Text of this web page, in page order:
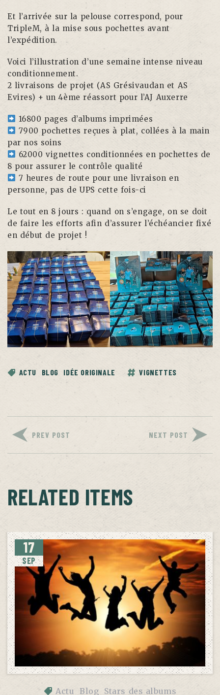
Et l’arrivée sur la pelouse correspond, pour
TripleM, à la mise sous pochettes avant
l’expédition.
Voici l’illustration d’une semaine intense niveau
conditionnement.
2 livraisons de projet (AS Grésivaudan et AS
Evires) + un 4ème réassort pour l’AJ Auxerre
16800 pages d’albums imprimées
7900 pochettes reçues à plat, collées à la main
par nos soins
62000 vignettes conditionnées en pochettes de
8 pour assurer le contrôle qualité
7 heures de route pour une livraison en
personne, pas de UPS cette fois-ci
Le tout en 8 jours : quand on s’engage, on se doit
de faire les efforts afin d’assurer l’échéancier fixé
en début de projet !
ACTU BLOG IDÉE ORIGINALE VIGNETTES
PREV POST NEXT POST
RELATED ITEMS
17
SEP
Actu Blog Stars des albums